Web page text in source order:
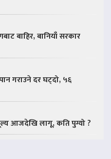
बाहिर, बानियाँ सरकार
गराउने दर घट्दो, ५६
आजदेखि लागू, कति पुग्यो ?